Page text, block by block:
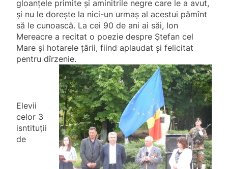
gloanțele primite și aminitrile negre care le a avut,
și nu le dorește la nici-un urmaș al acestui pămînt
să le cunoască. La cei 90 de ani ai săi, Ion
Mereacre a recitat o poezie despre Ștefan cel
Mare și hotarele țării, fiind aplaudat și felicitat
pentru dîrzenie.
Elevii
celor 3
isntituții
de